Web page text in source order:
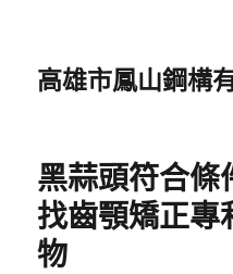
高雄市鳳山鋼構
黑蒜頭符合條
找齒顎矯正專
物